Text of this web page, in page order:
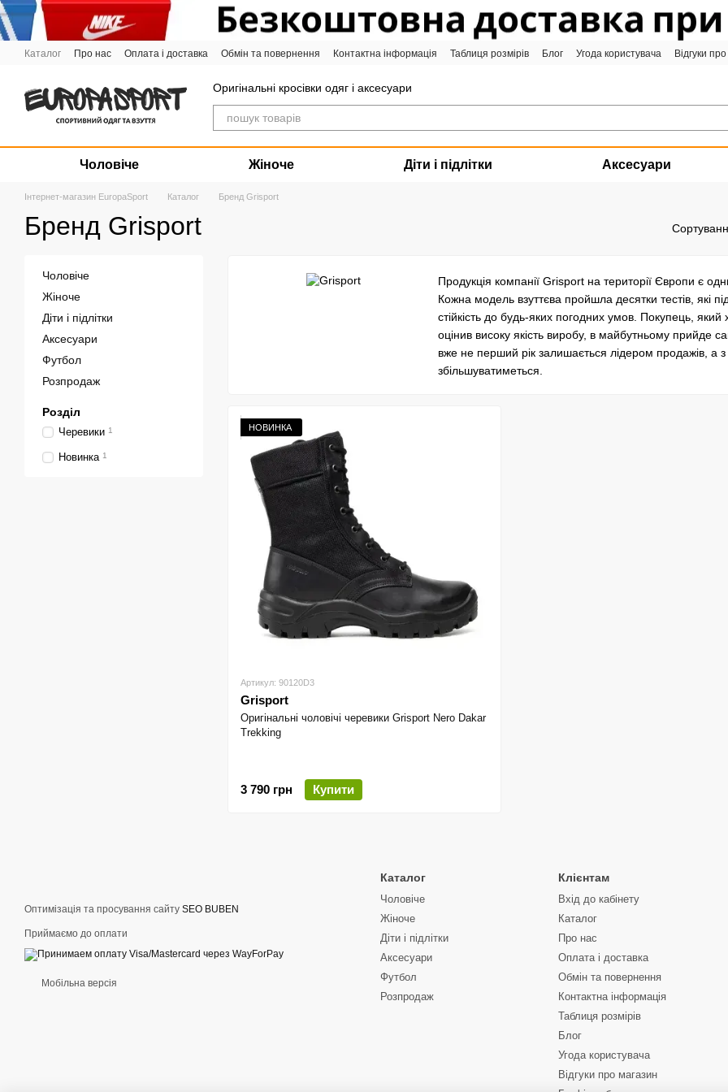
Перейти до основного контенту
Каталог Про нас Оплата і доставка Обмін та повернення Контактна інформація Таблиця розмірів Блог Угода користувача
Відгуки
Оригінальні кросівки одяг і аксесуари
Чоловіче Жіноче Діти і підлітки Аксесуари
Інтернет-магазин EuropaSport Каталог Бренд Grisport
Бренд Grisport
Продукція компанії Grisport на території Європи є
Кожна модель взуттєва пройшла десятки тестів, які
стійкість до будь-яких погодних умов. Покупець,
оцінив високу якість виробу, в майбутньому прийде
вже не перший рік залишається лідером продажів, а
збільшуватиметься.
НОВИНКА
Артикул: 90120D3
Grisport
Оригінальні чоловічі черевики Grisport Nero Dakar
Trekking
3 790 грн Купити
Чоловіче
Жіноче
Діти і підлітки
Аксесуари
Футбол
Розпродаж
Розділ
Черевики 1
Новинка 1
Оптимізація та просування сайту SEO BUBEN
Приймаємо до оплати
Мобільна версія
Каталог
Чоловіче
Жіноче
Діти і підлітки
Аксесуари
Футбол
Розпродаж
Клієнтам
Вхід до кабінету
Каталог
Про нас
Оплата і доставка
Обмін та повернення
Контактна інформація
Таблиця розмірів
Блог
Угода користувача
Відгуки про магазин